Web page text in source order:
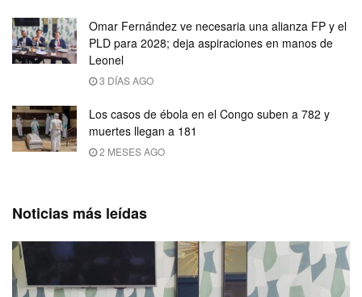
Omar Fernández ve necesaria una alianza FP y el
PLD para 2028; deja aspiraciones en manos de
Leonel
3 DÍAS AGO
Los casos de ébola en el Congo suben a 782 y
muertes llegan a 181
2 MESES AGO
Noticias más leídas